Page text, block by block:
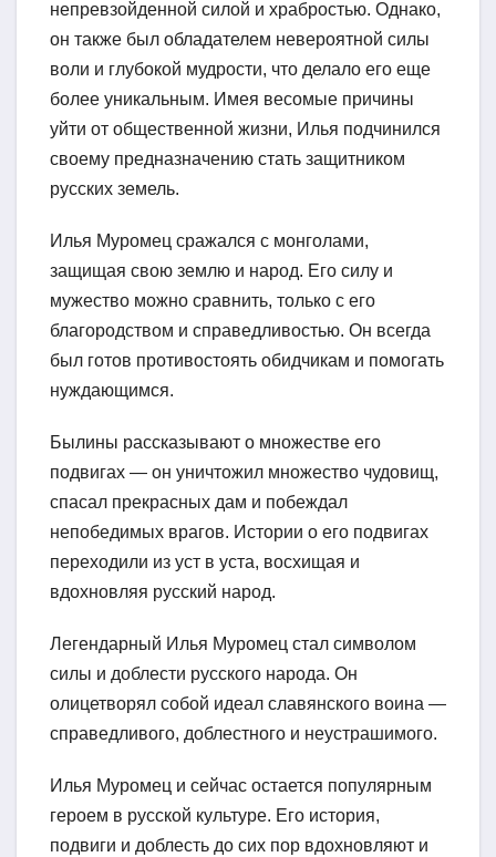
непревзойденной силой и храбростью. Однако,
он также был обладателем невероятной силы
воли и глубокой мудрости, что делало его еще
более уникальным. Имея весомые причины
уйти от общественной жизни, Илья подчинился
своему предназначению стать защитником
русских земель.
Илья Муромец сражался с монголами,
защищая свою землю и народ. Его силу и
мужество можно сравнить, только с его
благородством и справедливостью. Он всегда
был готов противостоять обидчикам и помогать
нуждающимся.
Былины рассказывают о множестве его
подвигах — он уничтожил множество чудовищ,
спасал прекрасных дам и побеждал
непобедимых врагов. Истории о его подвигах
переходили из уст в уста, восхищая и
вдохновляя русский народ.
Легендарный Илья Муромец стал символом
силы и доблести русского народа. Он
олицетворял собой идеал славянского воина —
справедливого, доблестного и неустрашимого.
Илья Муромец и сейчас остается популярным
героем в русской культуре. Его история,
подвиги и доблесть до сих пор вдохновляют и